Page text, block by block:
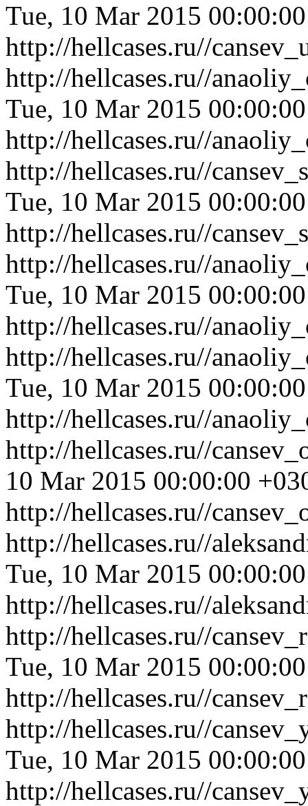
Tue, 10 Mar 2015
http://hellcases.ru//
http://hellcases.ru//
Tue, 10 Mar 2015
http://hellcases.ru//
http://hellcases.ru//
Tue, 10 Mar 2015
http://hellcases.ru//
http://hellcases.ru//
Tue, 10 Mar 2015
http://hellcases.ru//
http://hellcases.ru//
Tue, 10 Mar 2015
http://hellcases.ru//
http://hellcases.ru//
10 Mar 2015 00:00:00
http://hellcases.ru//
http://hellcases.ru//
Tue, 10 Mar 2015
http://hellcases.ru//
http://hellcases.ru//
Tue, 10 Mar 2015
http://hellcases.ru//
http://hellcases.ru//
Tue, 10 Mar 2015
http://hellcases.ru//